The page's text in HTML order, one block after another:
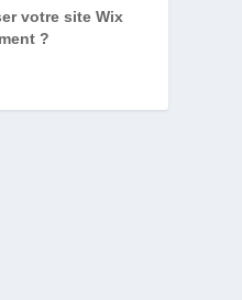
votre site Wix
?